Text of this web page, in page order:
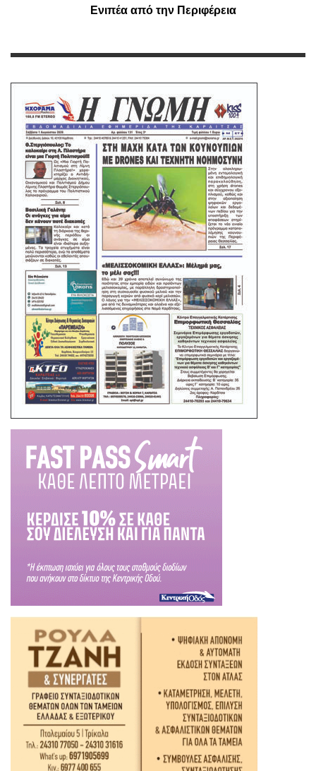
Ενιπέα από την Περιφέρεια